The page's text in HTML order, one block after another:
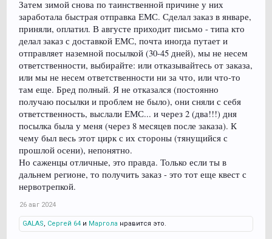
Затем зимой снова по таинственной причине у них
заработала быстрая отправка ЕМС. Сделал заказ в январе,
приняли, оплатил. В августе приходит письмо - типа кто
делал заказ с доставкой ЕМС, почта иногда путает и
отправляет наземной посылкой (30-45 дней), мы не несем
ответственности, выбирайте: или отказывайтесь от заказа,
или мы не несем ответственности ни за что, или что-то
там еще. Бред полный. Я не отказался (постоянно
получаю посылки и проблем не было), они сняли с себя
ответственность, выслали ЕМС... и через 2 (два!!!) дня
посылка была у меня (через 8 месяцев после заказа). К
чему был весь этот цирк с их стороны (тянущийся с
прошлой осени), непонятно.
Но саженцы отличные, это правда. Только если ты в
дальнем регионе, то получить заказ - это тот еще квест с
нервотрепкой.
26 авг 2024
GALAS Сергей 64 и Маргола нравится это.